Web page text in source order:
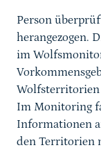
Person
herangezogen.
im
Wolfsterritorien
Im Monitoring
Informationen
den Territorien